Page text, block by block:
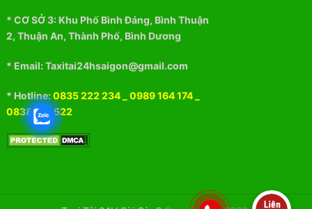
* CƠ SỞ 3:Khu PhốBình Đáng, Bình Thuận
2, Thuận An, Thành Phố, Bình Dương
* Email: Taxitai24hsaigon@gmail.com
* Hotline:0835 222 234_ 0989 164 174_
0838 512 522